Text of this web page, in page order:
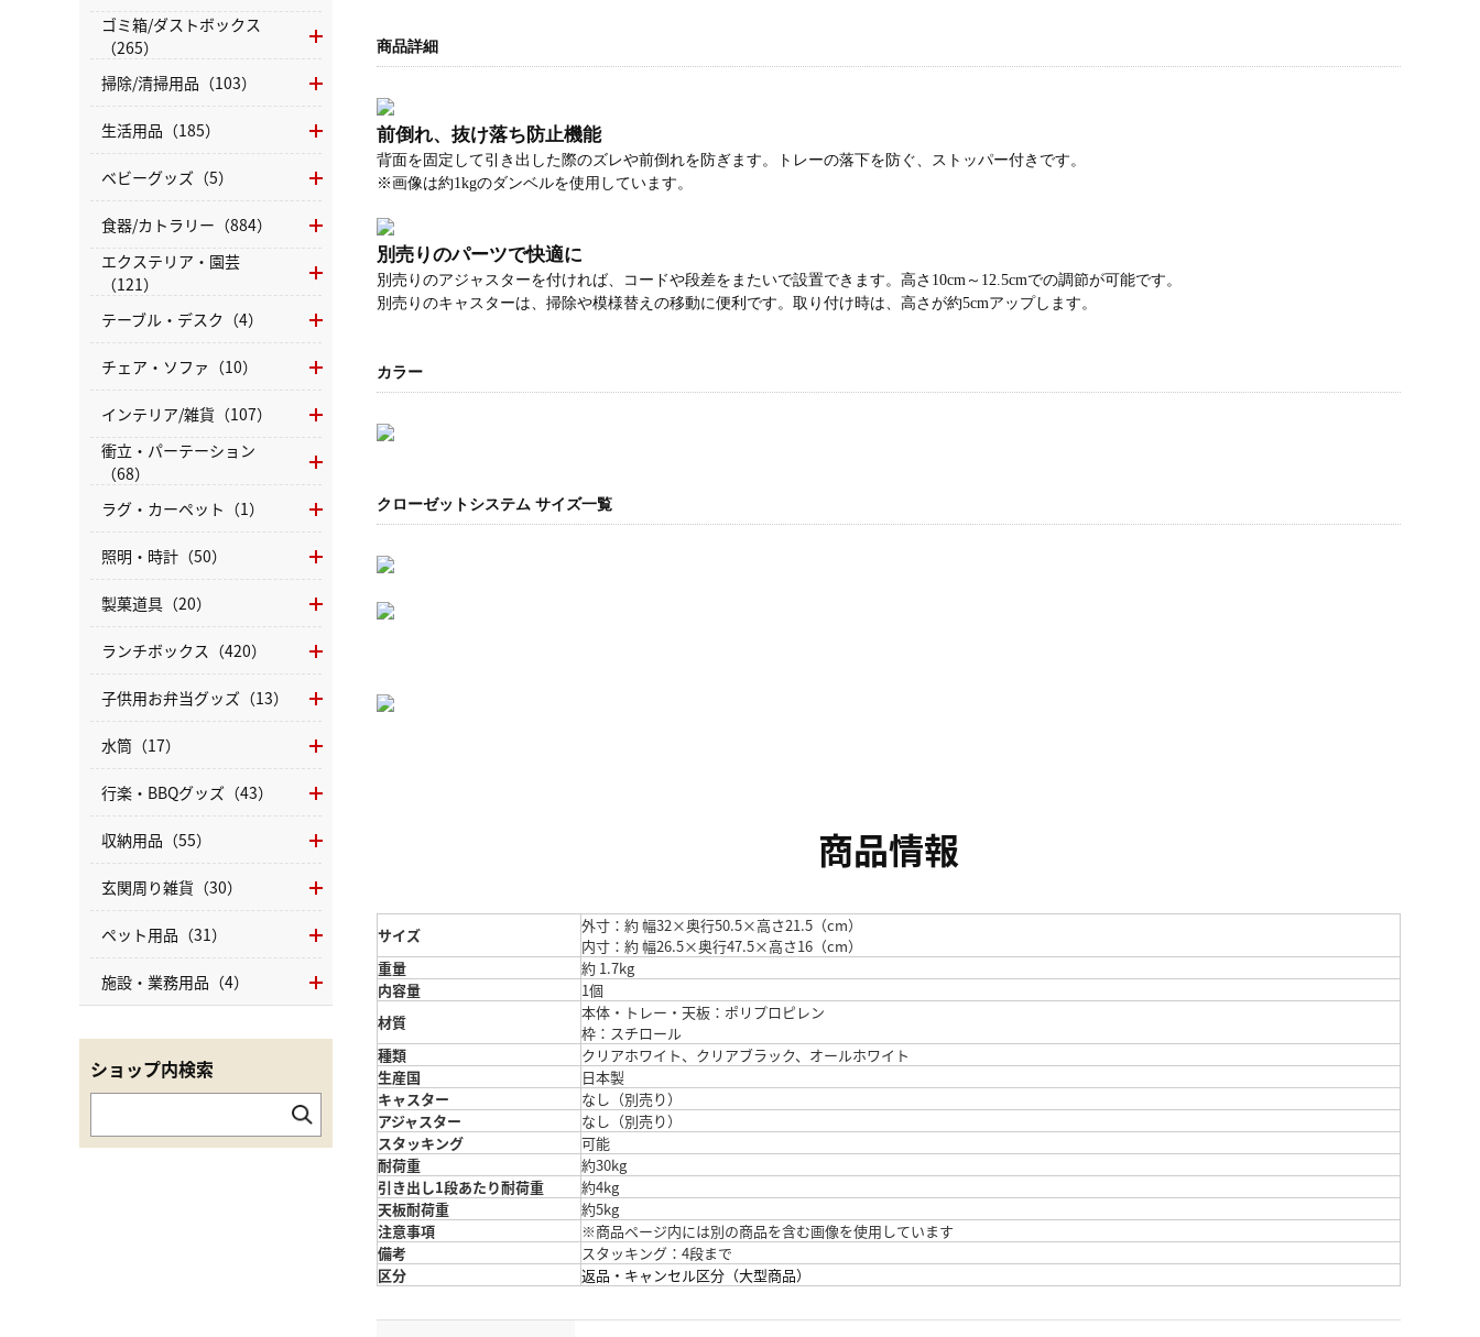
商品詳細
前倒れ、抜け落ち防止機能
背面を固定して引き出した際のズレや前倒れを防ぎます。トレーの落下を防ぐ、ストッパー付きです。
※画像は約1kgのダンベルを使用しています。
別売りのパーツで快適に
別売りのアジャスターを付ければ、コードや段差をまたいで設置できます。高さ10cm～12.5cmでの調節が可能です。
別売りのキャスターは、掃除や模様替えの移動に便利です。取り付け時は、高さが約5cmアップします。
カラー
クローゼットシステム サイズ一覧
商品情報
サイズ
外寸：約 幅32×奥行50.5×高さ21.5（cm）
内寸：約 幅26.5×奥行47.5×高さ16（cm）
重量
約 1.7kg
内容量
1個
材質
本体・トレー・天板：ポリプロピレン
枠：スチロール
種類
クリアホワイト、クリアブラック、オールホワイト
生産国
日本製
キャスター
なし（別売り）
アジャスター
なし（別売り）
スタッキング
可能
耐荷重
約30kg
引き出し1段あたり耐荷重
約4kg
天板耐荷重
約5kg
注意事項
※商品ページ内には別の商品を含む画像を使用しています
備考
スタッキング：4段まで
区分
返品・キャンセル区分（大型商品）
ゴミ箱/ダストボックス
（265）
掃除/清掃用品（103）
生活用品（185）
ベビーグッズ（5）
食器/カトラリー（884）
エクステリア・園芸
（121）
テーブル・デスク（4）
チェア・ソファ（10）
インテリア/雑貨（107）
衝立・パーテーション
（68）
ラグ・カーペット（1）
照明・時計（50）
製菓道具（20）
ランチボックス（420）
子供用お弁当グッズ（13）
水筒（17）
行楽・BBQグッズ（43）
収納用品（55）
玄関周り雑貨（30）
ペット用品（31）
施設・業務用品（4）
ショップ内検索